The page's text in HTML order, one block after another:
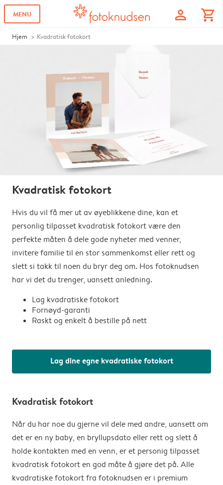
MENU profile shopping_cart
Hjem Kvadratisk fotokort
Kvadratisk fotokort
Hvis du vil få mer ut av øyeblikkene dine, kan et
personlig tilpasset kvadratisk fotokort være den
perfekte måten å dele gode nyheter med venner,
invitere familie til en stor sammenkomst eller rett og
slett si takk til noen du bryr deg om. Hos fotoknudsen
har vi det du trenger, uansett anledning.
Lag kvadratiske fotokort
Fornøyd-garanti
Raskt og enkelt å bestille på nett
Lag dine egne kvadratiske fotokort
Kvadratisk fotokort
Når du har noe du gjerne vil dele med andre, uansett om
det er en ny baby, en bryllupsdato eller rett og slett å
holde kontakten med en venn, er et personig tilpasset
kvadratisk fotokort en god måte å gjøre det på. Alle
kvadratiske fotokort fra fotoknudsen er i premium